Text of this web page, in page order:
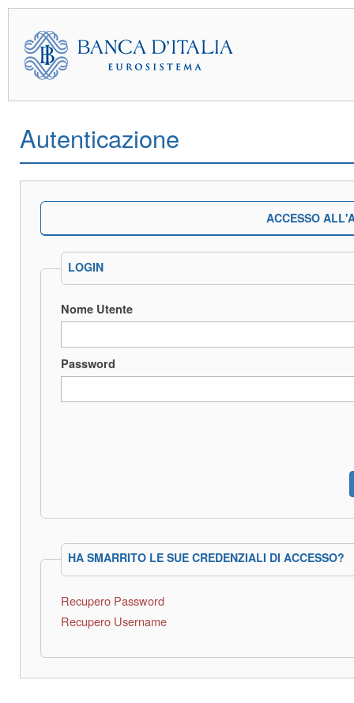
Autenticazione
ACCESSO
LOGIN
Nome Utente
Password
HA SMARRITO LE SUE CREDENZIALI DI ACCESSO?
Recupero Password
Recupero Username